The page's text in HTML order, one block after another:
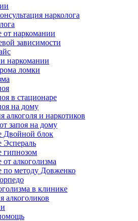
нарколога
от наркомании
зависимости
наркомании
ломки
в стационаре
на дому
алкоголя и наркотиков
запоя на дому
Двойной блок
Эспераль
гипнозом
алкоголизма
по методу Довженко
в клинике
алкоголиков